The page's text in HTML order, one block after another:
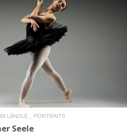
MORE
LÄNDLE PORTRAITS
Seele